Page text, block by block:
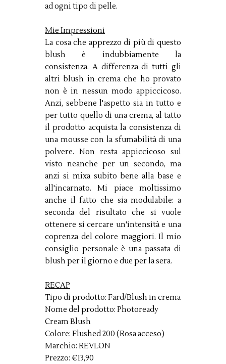
ad ogni tipo di pelle.
Mie Impressioni
La cosa che apprezzo di più di questo
blush è indubbiamente la
consistenza. A differenza di tutti gli
altri blush in crema che ho provato
non è in nessun modo appiccicoso.
Anzi, sebbene l'aspetto sia in tutto e
per tutto quello di una crema, al tatto
il prodotto acquista la consistenza di
una mousse con la sfumabilità di una
polvere. Non resta appiccicoso sul
visto neanche per un secondo, ma
anzi si mixa subito bene alla base e
all'incarnato. Mi piace moltissimo
anche il fatto che sia modulabile: a
seconda del risultato che si vuole
ottenere si cercare un'intensità e una
coprenza del colore maggiori. Il mio
consiglio personale è una passata di
blush per il giorno e due per la sera.
RECAP
Tipo di prodotto: Fard/Blush in crema
Nome del prodotto: Photoready
Cream Blush
Colore: Flushed 200 (Rosa acceso)
Marchio: REVLON
Prezzo: €13,90